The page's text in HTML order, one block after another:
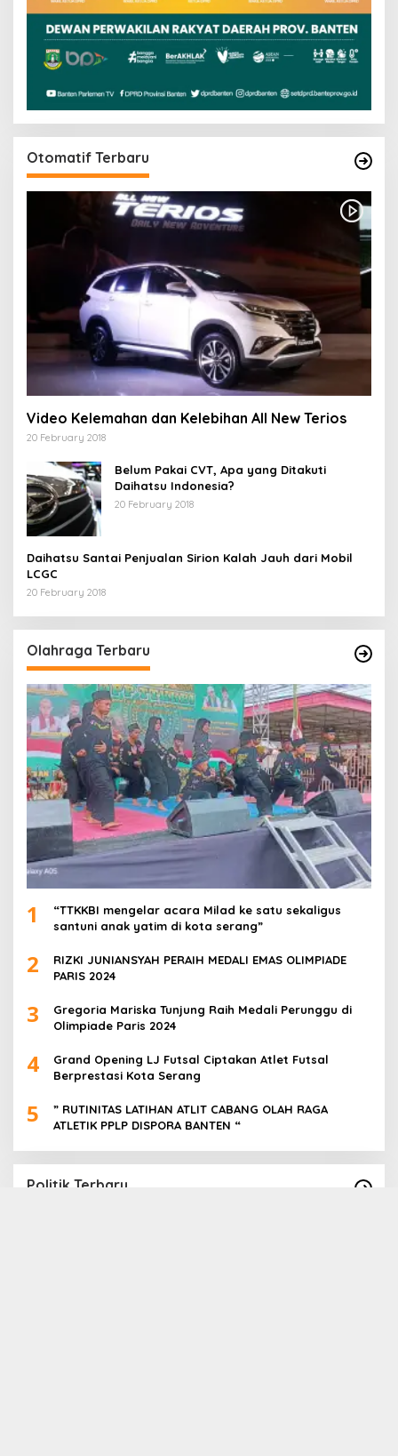
Otomatif Terbaru
Video Kelemahan dan Kelebihan All New Terios
20 February 2018
Belum Pakai CVT, Apa yang Ditakuti
Daihatsu Indonesia?
20 February 2018
Daihatsu Santai Penjualan Sirion Kalah Jauh dari Mobil
LCGC
20 February 2018
Olahraga Terbaru
1
“TTKKBI mengelar acara Milad ke satu sekaligus
santuni anak yatim di kota serang”
2
RIZKI JUNIANSYAH PERAIH MEDALI EMAS OLIMPIADE
PARIS 2024
3
Gregoria Mariska Tunjung Raih Medali Perunggu di
Olimpiade Paris 2024
4
Grand Opening LJ Futsal Ciptakan Atlet Futsal
Berprestasi Kota Serang
5
” RUTINITAS LATIHAN ATLIT CABANG OLAH RAGA
ATLETIK PPLP DISPORA BANTEN “
Politik Terbaru